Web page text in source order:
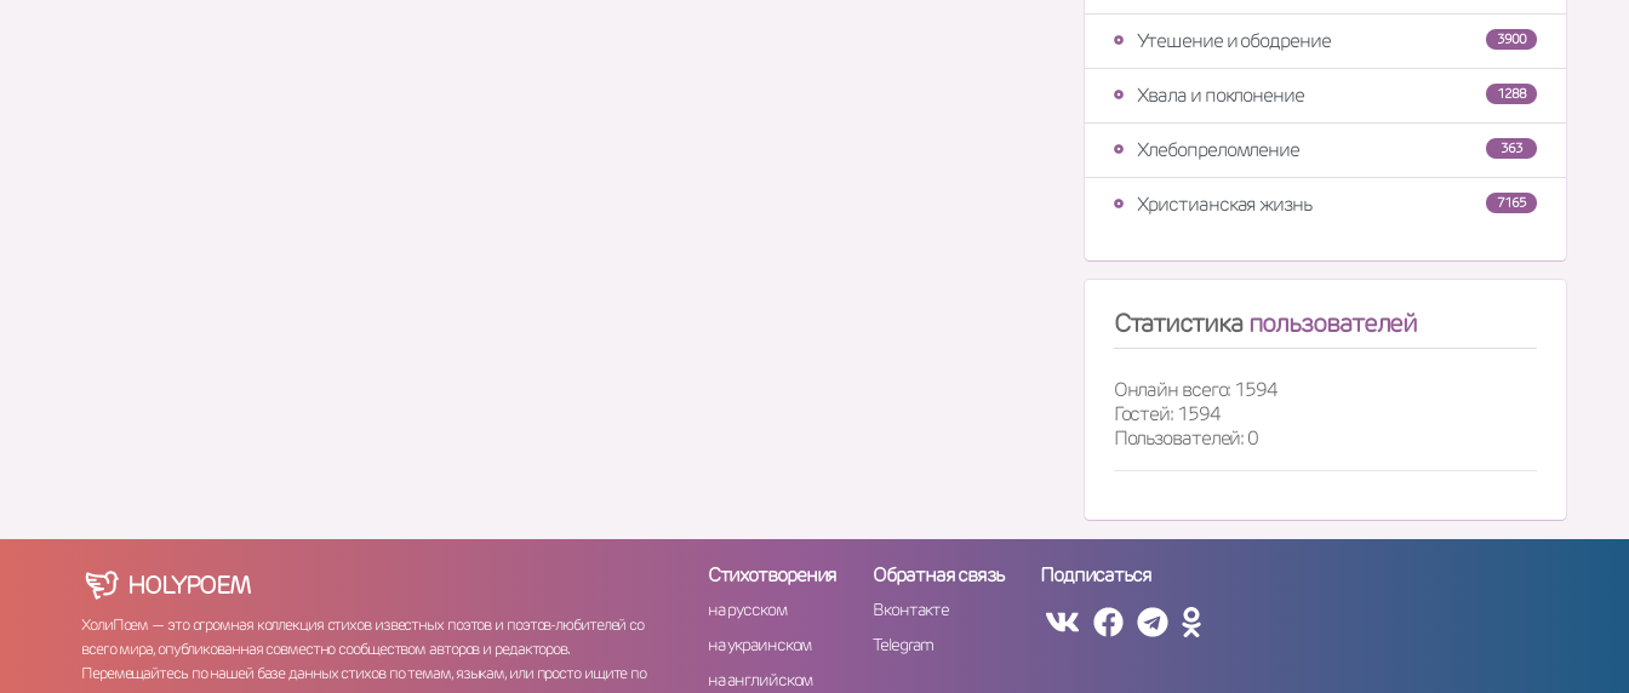
3900
Утешение и ободрение
1288
Хвала и поклонение
363
Хлебопреломление
7165
Христианская жизнь
Статистика пользователей
Онлайн всего: 1594
Гостей: 1594
Пользователей: 0
HOLYPOEM
ХолиПоем — это огромная коллекция стихов известных поэтов и поэтов-любителей со
всего мира, опубликованная совместно сообществом авторов и редакторов.
Перемещайтесь по нашей базе данных стихов по темам, языкам, или просто ищите по
Стихотворения
на русском
на украинском
на английском
Обратная связь
Вконтакте
Telegram
Подписаться